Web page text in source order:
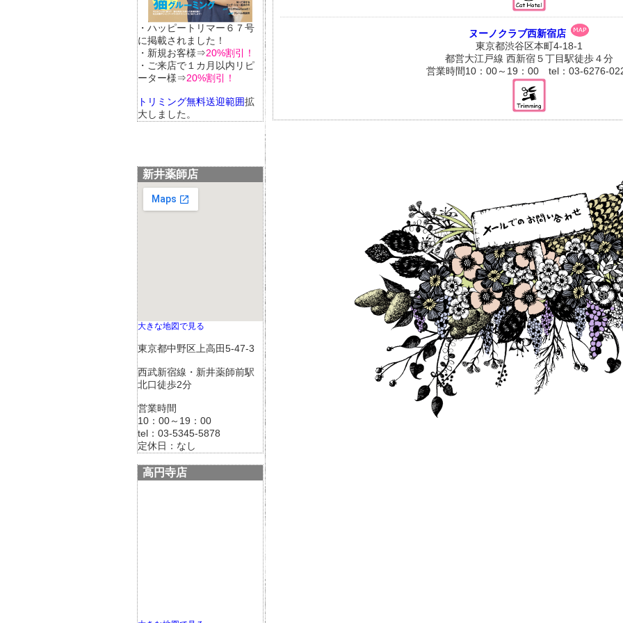
・ハッピートリマー６７号
に掲載されました！
・新規お客様⇒20%割引！
・ご来店で１カ月以内リピ
ーター様⇒20%割引！
トリミング無料送迎範囲拡
大しました。
新井薬師店
大きな地図で見る
東京都中野区上高田5-47-3
西武新宿線・新井薬師前駅
北口徒歩2分
営業時間
10：00～19：00
tel：03-5345-5878
定休日：なし
高円寺店
ヌーノクラブ西新宿店
東京都渋谷区本町4-18-1
都営大江戸線 西新宿５丁目駅徒歩４分
営業時間10：00～19：00 tel：03-6276-